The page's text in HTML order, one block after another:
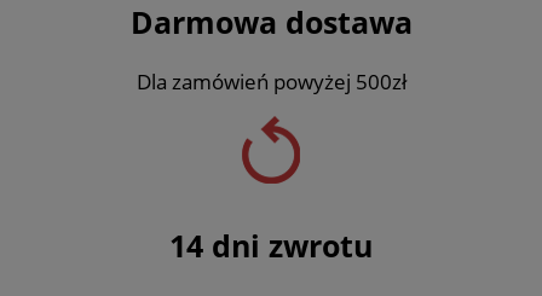
Darmowa dostawa
Dla zamówień powyżej 500zł
14 dni zwrotu